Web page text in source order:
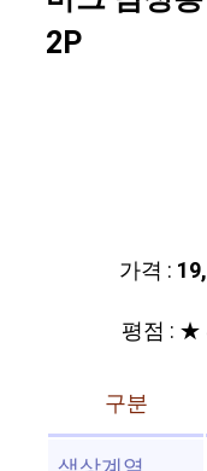
2P
가격 :
평점 : ★
구분